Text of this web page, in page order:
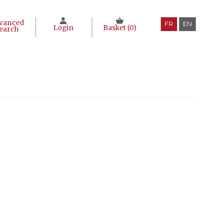
Login Basket (0) FR EN